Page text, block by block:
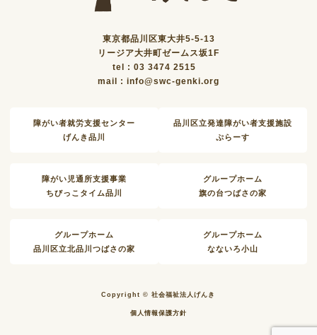
東京都品川区東大井5-5-13
リージア大井町ゼームス坂1F
tel : 03 3474 2515
mail : info@swc-genki.org
障がい者就労支援センター
げんき品川
品川区立発達障がい者支援施設
ぷらーす
障がい児通所支援事業
ちびっこタイム品川
グループホーム
旗の台つばさの家
グループホーム
品川区立北品川つばさの家
グループホーム
なないろ小山
Copyright © 社会福祉法人げんき
個人情報保護方針